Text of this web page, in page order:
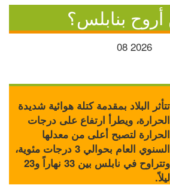
بنابلس؟
2026
08
تتأثر البلاد بمقدمة كتلة هوائية شديدة
الحرارة، ويطرأ ارتفاع على درجات
الحرارة لتصبح أعلى من معدلها
السنوي العام بحوالي 3 درجات مئوية،
وتتراوح في نابلس بين 33 نهاراً و23
ليلاً.